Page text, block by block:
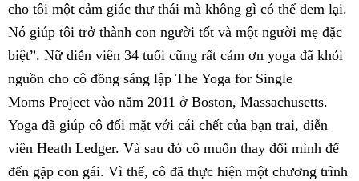
cho tôi một cảm giác thư thái mà không gì có thể đem lại.
Nó giúp tôi trở thành con người tốt và một người mẹ đặc
biệt”. Nữ diễn viên 34 tuổi cũng rất cảm ơn yoga đã khỏi
nguồn cho cô đồng sáng lập The Yoga for Single
Moms Project vào năm 2011 ở Boston, Massachusetts.
Yoga đã giúp cô đối mặt với cái chết của bạn trai, diễn
viên Heath Ledger. Và sau đó cô muốn thay đổi mình để
đến gặp con gái. Vì thế, cô đã thực hiện một chương trình